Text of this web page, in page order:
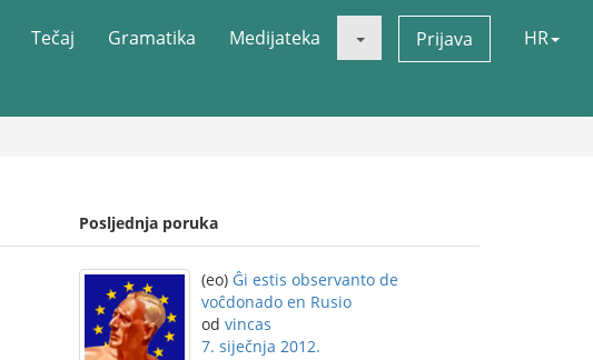
Tečaj Gramatika Medijateka Prijava HR
Posljednja poruka
(eo) Ĝi estis observanto de
voĉdonado en Rusio
od vincas
7. siječnja 2012.